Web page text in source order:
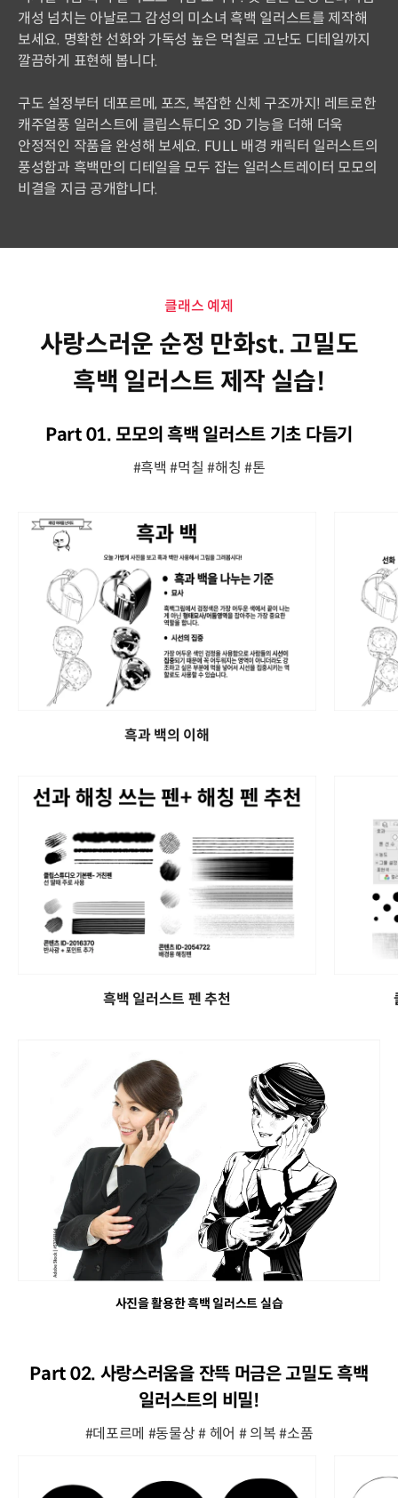
개성 넘치는 아날로그 감성의 미소녀 흑백 일러스트를 제작해
보세요. 명확한 선화와 가독성 높은 먹칠로 고난도 디테일까지
깔끔하게 표현해 봅니다.
구도 설정부터 데포르메, 포즈, 복잡한 신체 구조까지! 레트로한
캐주얼풍 일러스트에 클립스튜디오 3D 기능을 더해 더욱
안정적인 작품을 완성해 보세요. FULL 배경 캐릭터 일러스트의
풍성함과 흑백만의 디테일을 모두 잡는 일러스트레이터 모모의
비결을 지금 공개합니다.
클래스 예제
사랑스러운 순정 만화st. 고밀도
흑백 일러스트 제작 실습!
Part 01. 모모의 흑백 일러스트 기초 다듬기
#흑백 #먹칠 #해칭 #톤
흑과 백의 이해
흑백 일러스트 펜 추천
사진을 활용한 흑백 일러스트 실습
Part 02. 사랑스러움을 잔뜩 머금은 고밀도 흑백
일러스트의 비밀!
#데포르메 #동물상 # 헤어 # 의복 #소품